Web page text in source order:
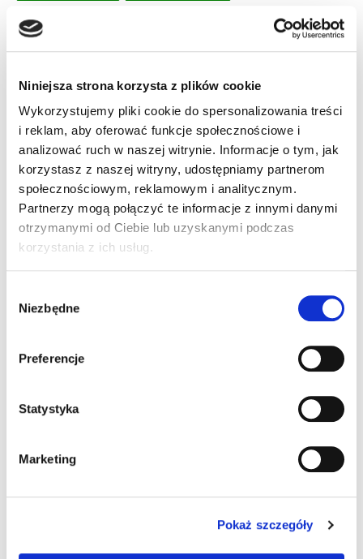
Niniejsza strona korzysta z plików cookie
Wykorzystujemy pliki cookie do spersonalizowania treści
i reklam, aby oferować funkcje społecznościowe i
analizować ruch w naszej witrynie. Informacje o tym, jak
korzystasz z naszej witryny, udostępniamy partnerom
społecznościowym, reklamowym i analitycznym.
Partnerzy mogą połączyć te informacje z innymi danymi
otrzymanymi od Ciebie lub uzyskanymi podczas
korzystania z ich usług.
zgody
Niezbędne
Preferencje
Statystyka
Marketing
Pokaż szczegóły
Odczt kodów DPM
Odległość odczytu
do 30 cm
do 40 cm
do 60 cm
Ogniskowa obiektywu
Rodzaj oświetlacza
biały (wbudowany)
UV (wbudowany)
RS232 / Ethernet
RS232 / USB